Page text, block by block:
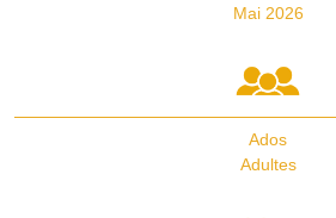
Mai 2026
Ados
Adultes